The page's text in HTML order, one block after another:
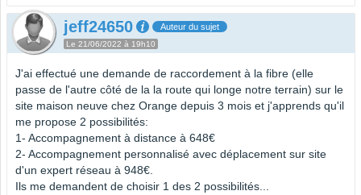
jeff24650 Auteur du sujet
Le 21/06/2022 à 19h10
J'ai effectué une demande de raccordement à la fibre (elle
passe de l'autre côté de la la route qui longe notre terrain) sur le
site maison neuve chez Orange depuis 3 mois et j'apprends qu'il
me propose 2 possibilités:
1- Accompagnement à distance à 648€
2- Accompagnement personnalisé avec déplacement sur site
d'un expert réseau à 948€.
Ils me demandent de choisir 1 des 2 possibilités...